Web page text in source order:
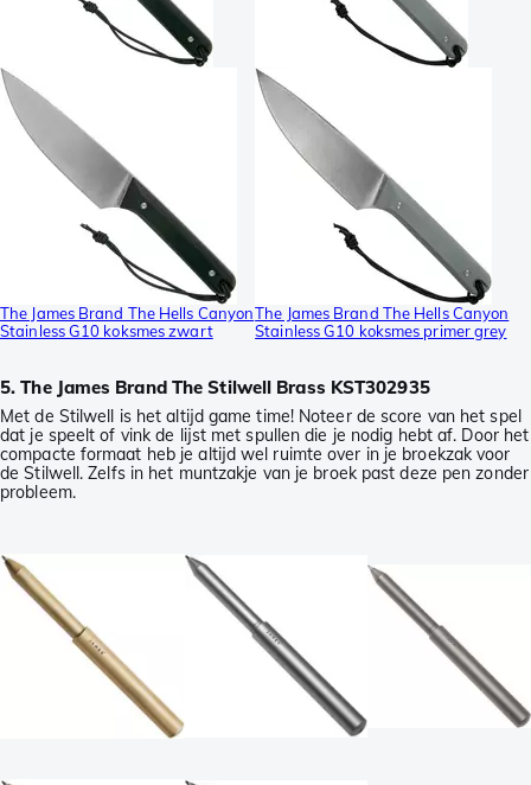
The James Brand The Hells Canyon
Stainless G10 koksmes zwart
The James Brand The Hells Canyon
Stainless G10 koksmes primer grey
5. The James Brand The Stilwell Brass KST302935
Met de Stilwell is het altijd game time! Noteer de score van het spel
dat je speelt of vink de lijst met spullen die je nodig hebt af. Door het
compacte formaat heb je altijd wel ruimte over in je broekzak voor
de Stilwell. Zelfs in het muntzakje van je broek past deze pen zonder
probleem.